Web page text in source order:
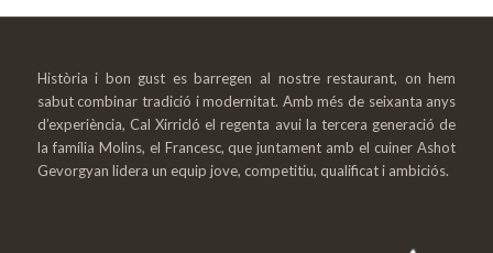
Història i bon gust es barregen al nostre restaurant, on hem
sabut combinar tradició i modernitat. Amb més de seixanta anys
d’experiència, Cal Xirricló el regenta avui la tercera generació de
la família Molins, el Francesc, que juntament amb el cuiner Ashot
Gevorgyan lidera un equip jove, competitiu, qualificat i ambiciós.